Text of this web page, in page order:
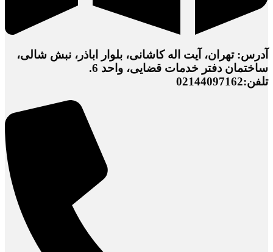
آدرس: تهران، آیت اله کاشانی، بلوار اباذر، نبش شالی،
ساختمان دفتر خدمات قضایی، واحد 6.
تلفن:02144097162